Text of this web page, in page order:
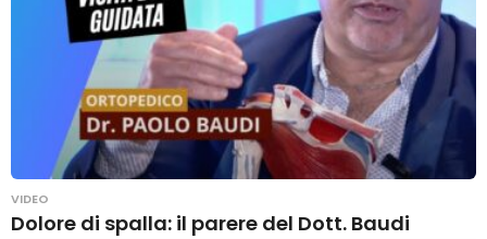
VIDEO
Dolore di spalla: il parere del Dott. Baudi